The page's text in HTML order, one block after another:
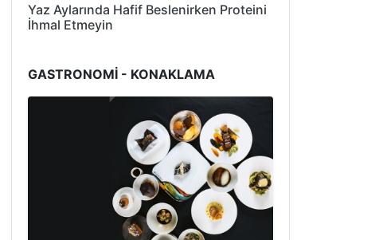
Yaz Aylarında Hafif Beslenirken Proteini
İhmal Etmeyin
GASTRONOMİ - KONAKLAMA